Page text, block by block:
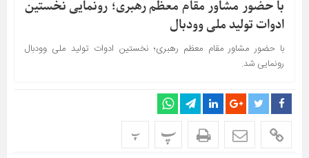
با حضور مشاور مقام معظم رهبری؛ رونمایی نخستین
ادوات تولید ملی وودبال
با حضور مشاور مقام معظم رهبری؛ نخستین ادوات تولید ملی وودبال
رونمایی شد.
پ پ